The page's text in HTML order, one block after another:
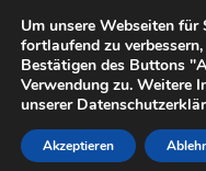
Inhalt
springen
Sanitär
Um unsere Webseiten
fortlaufend zu
Bestätigen des Buttons
Verwendung zu. Weitere
unserer
Akzeptieren